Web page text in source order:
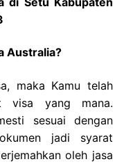
Australia?
maka Kamu telah
visa yang mana.
sesuai dengan
jadi syarat
oleh jasa